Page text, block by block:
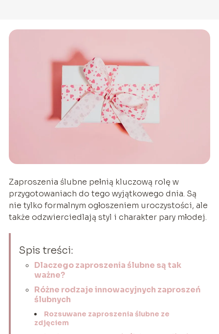
Zaproszenia ślubne pełnią kluczową rolę w
przygotowaniach do tego wyjątkowego dnia. Są
nie tylko formalnym ogłoszeniem uroczystości, ale
także odzwierciedlają styl i charakter pary młodej.
Spis treści:
Dlaczego zaproszenia ślubne są tak
ważne?
Różne rodzaje innowacyjnych zaproszeń
ślubnych
Rozsuwane zaproszenia ślubne ze
zdjęciem